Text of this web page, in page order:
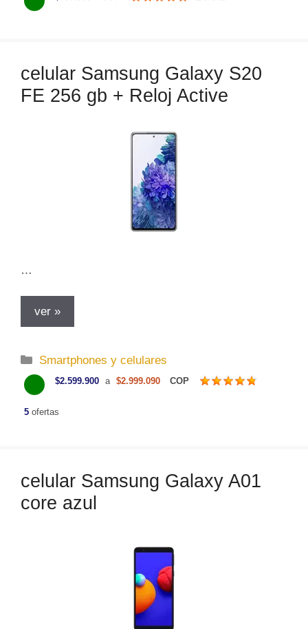
t
r
í
celular Samsung Galaxy S20
FE 256 gb + Reloj Active
…
ver »
C
a
t
e
í
a
s
Smartphones y celulares
$2.599.900 a $2.999.090 COP
5 ofertas
celular Samsung Galaxy A01
core azul